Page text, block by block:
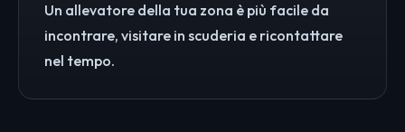
Un allevatore della tua zona è più facile da
incontrare, visitare in scuderia e ricontattare
nel tempo.